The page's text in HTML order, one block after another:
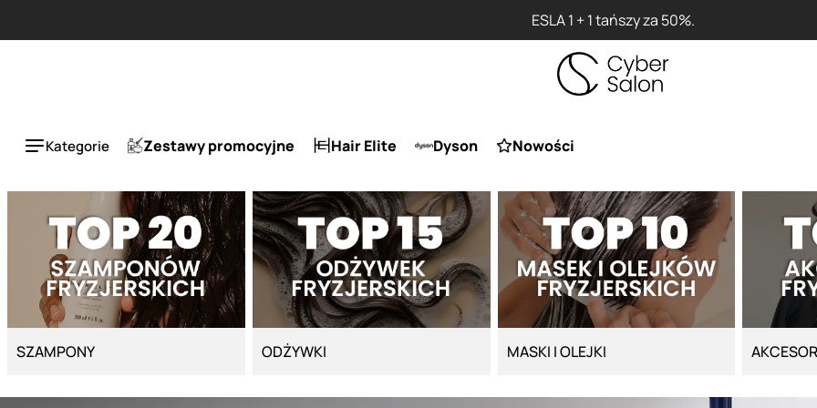
ESLA 1 + 1 tańszy za 50%.
Kategorie Zestawy promocyjne Hair Elite Dyson Nowości
SZAMPONY ODŻYWKI MASKI I OLEJKI